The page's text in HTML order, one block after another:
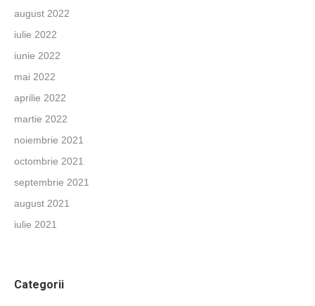
august 2022
iulie 2022
iunie 2022
mai 2022
aprilie 2022
martie 2022
noiembrie 2021
octombrie 2021
septembrie 2021
august 2021
iulie 2021
Categorii